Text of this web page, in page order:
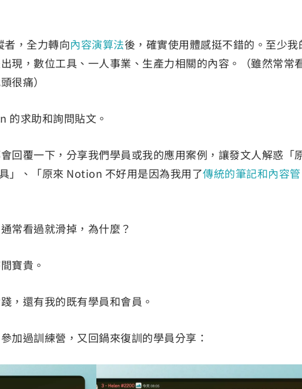
，全力轉向內容演算法後，確實使用體感挺不錯的。至少我
現，數位工具、一人事業、生產力相關的內容。（雖然常常
很痛）
的求助和詢問貼文。
回覆一下，分享我們學員或我的應用案例，讓發文人解惑「
」、「原來 Notion 不好用是因為我用了傳統的筆記和內容管
常看過就滑掉，為什麼？
寶貴。
，還有我的既有學員和會員。
加過訓練營，又回鍋來復訓的學員分享：